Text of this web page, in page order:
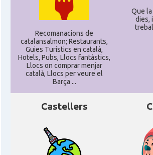
Recomanacions de
catalansalmon; Restaurants,
Guies Turístics en català,
Hotels, Pubs, Llocs fantàstics,
Llocs on comprar menjar
català, Llocs per veure el
Barça ...
Que
dies,
Castellers